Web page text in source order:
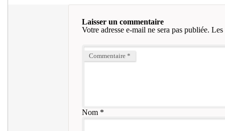
Laisser un commentaire
Votre adresse e-mail ne sera pas publiée. Les
Commentaire *
Nom*